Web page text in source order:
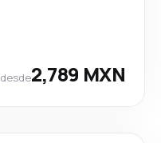
desde2,789 MXN